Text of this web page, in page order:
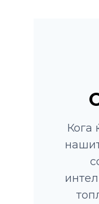
Кога